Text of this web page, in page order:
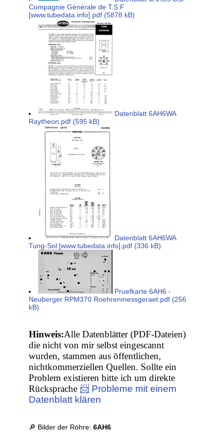
Compagnie Générale de T.S.F
[www.tubedata.info].pdf (5878 kB)
Datenblatt 6AH6WA
Raytheon.pdf (595 kB)
Datenblatt 6AH6WA
Tung-Sol [www.tubedata.info].pdf (336 kB)
Pruefkarte 6AH6 -
Neuberger RPM370 Roehrenmessgeraet.pdf (256
kB)
Hinweis:Alle Datenblätter (PDF-Dateien)
die nicht von mir selbst eingescannt
wurden, stammen aus öffentlichen,
nichtkommerziellen Quellen. Sollte ein
Problem existieren bitte ich um direkte
Rücksprache 📨 Probleme mit einem
Datenblatt klären
🔎 Bilder der Röhre:6AH6